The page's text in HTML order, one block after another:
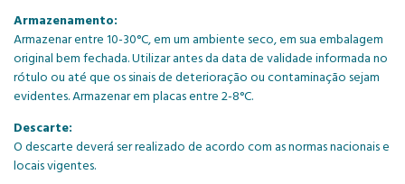
Armazenamento:
Armazenar entre 10-30°C, em um ambiente seco, em sua embalagem
original bem fechada. Utilizar antes da data de validade informada no
rótulo ou até que os sinais de deterioração ou contaminação sejam
evidentes. Armazenar em placas entre 2-8°C.
Descarte:
O descarte deverá ser realizado de acordo com as normas nacionais e
locais vigentes.